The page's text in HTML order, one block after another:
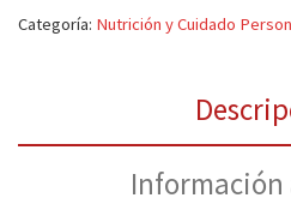
Categoría: Nutrición y Cuidado